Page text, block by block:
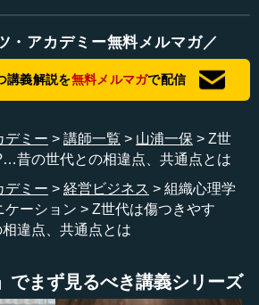
教えていらっしゃるので、今の若
ったり、コミュニケーションを取ら
する機会が多いと思います。今の企
う声が…。
。
と、もしかしたらハラスメントと
なかろうかなどと、どう距離を取
・アカデミー無料メルマガ／
講義解説を無料メルマガで配信
デミー 講師一覧 山浦一保
Z世
昔の世代との相違点、共通点とは
デミー
経営ビジネス
組織心理学
ケーション
Z世代は傷つきやす
違点、共通点とは
でまず見るべき講義シリーズ